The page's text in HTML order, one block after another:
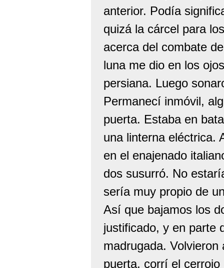
anterior. Podía
quizá la cárcel para
acerca del combate
luna me dio en los
persiana. Luego
Permanecí inmóvil,
puerta. Estaba en
una linterna eléctrica.
en el enajenado
dos susurró. No
sería muy propio de
Así que bajamos los
justificado, y en parte
madrugada.
puerta, corrí el